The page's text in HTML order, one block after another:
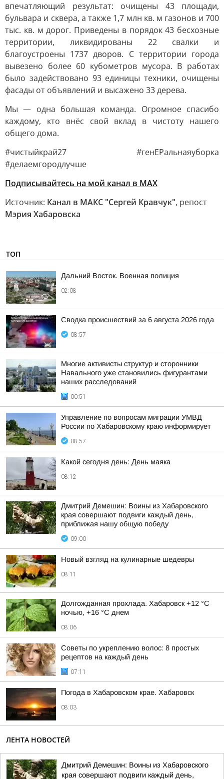
впечатляющий результат: очищены 43 площади,
бульвара и сквера, а также 1,7 млн кв. м газонов и 700
тыс. кв. м дорог. Приведены в порядок 43 бесхозные
территории, ликвидированы 22 свалки и
благоустроены 1737 дворов. С территории города
вывезено более 60 кубометров мусора. В работах
было задействовано 93 единицы техники, очищены
фасады от объявлений и высажено 33 дерева.
Мы — одна большая команда. Огромное спасибо
каждому, кто внёс свой вклад в чистоту нашего
общего дома.
#чистыйкрай27 #генЕРальнаяуборка
#делаемгородлучше
Подписывайтесь на мой канал в МАХ
Источник: Канал в МАКС "Сергей Кравчук", репост
Мэрия Хабаровска
ТОП
Дальний Восток. Военная полиция
02:08
Сводка происшествий за 6 августа 2026 года
08:57
Многие активисты структур и сторонники
Навального уже становились фигурантами
наших расследований
00:51
Управление по вопросам миграции УМВД
России по Хабаровскому краю информирует
08:57
Какой сегодня день: День маяка
08:12
Дмитрий Демешин: Воины из Хабаровского
края совершают подвиги каждый день,
приближая нашу общую победу
09:00
Новый взгляд на кулинарные шедевры
08:11
Долгожданная прохлада. Хабаровск +12 °C
ночью, +16 °C днем
08:06
Советы по укреплению волос: 8 простых
рецептов на каждый день
07:11
Погода в Хабаровском крае. Хабаровск
08:03
ЛЕНТА НОВОСТЕЙ
Дмитрий Демешин: Воины из Хабаровского
края совершают подвиги каждый день,